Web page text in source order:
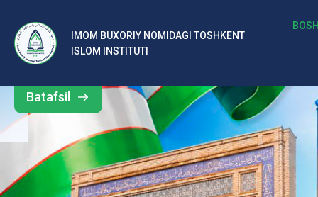
IMOM BUXORIY NOMIDAGI TOSHKENT
ISLOM INSTITUTI
b
al
ar
o‘
rt
Barcha
yangiliklar
Batafsil